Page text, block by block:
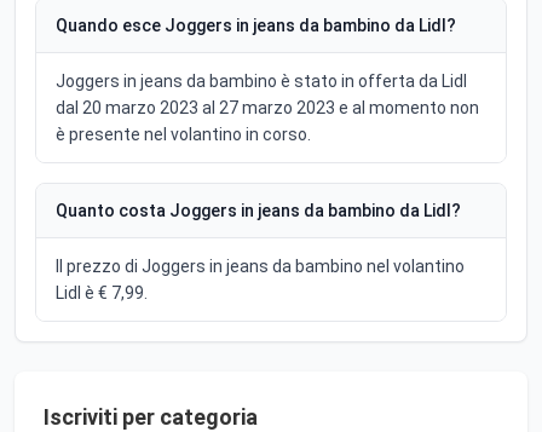
Quando esce Joggers in jeans da bambino da Lidl?
Joggers in jeans da bambino è stato in offerta da Lidl
dal 20 marzo 2023 al 27 marzo 2023 e al momento non
è presente nel volantino in corso.
Quanto costa Joggers in jeans da bambino da Lidl?
Il prezzo di Joggers in jeans da bambino nel volantino
Lidl è € 7,99.
Iscriviti per categoria